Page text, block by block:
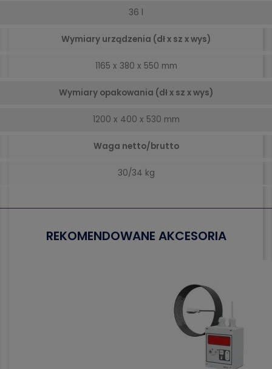
36 l
Wymiary urządzenia (dł x sz x wys)
1165 x 380 x 550 mm
Wymiary opakowania (dł x sz x wys)
1200 x 400 x 530 mm
Waga netto/brutto
30/34 kg
REKOMENDOWANE AKCESORIA